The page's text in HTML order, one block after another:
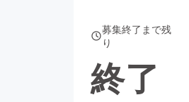
募集終了まで残
り
終了